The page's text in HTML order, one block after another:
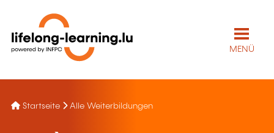
MENÜ
Startseite Alle Weiterbildungen